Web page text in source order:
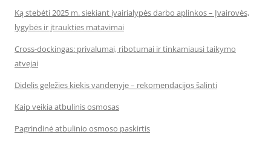
Ką stebėti 2025 m. siekiant įvairialypės darbo aplinkos – Įvairovės,
lygybės ir įtraukties matavimai
Cross-dockingas: privalumai, ribotumai ir tinkamiausi taikymo
atvejai
Didelis geležies kiekis vandenyje – rekomendacijos šalinti
Kaip veikia atbulinis osmosas
Pagrindinė atbulinio osmoso paskirtis